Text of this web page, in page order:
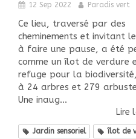
12 Sep 2022 Paradis vert
Ce lieu, traversé par des
cheminements et invitant
à faire une pause, a été
comme un îlot de verdure
refuge pour la
à 24 arbres et 279
Une inaug...
Lire
Jardin sensoriel
îlot de